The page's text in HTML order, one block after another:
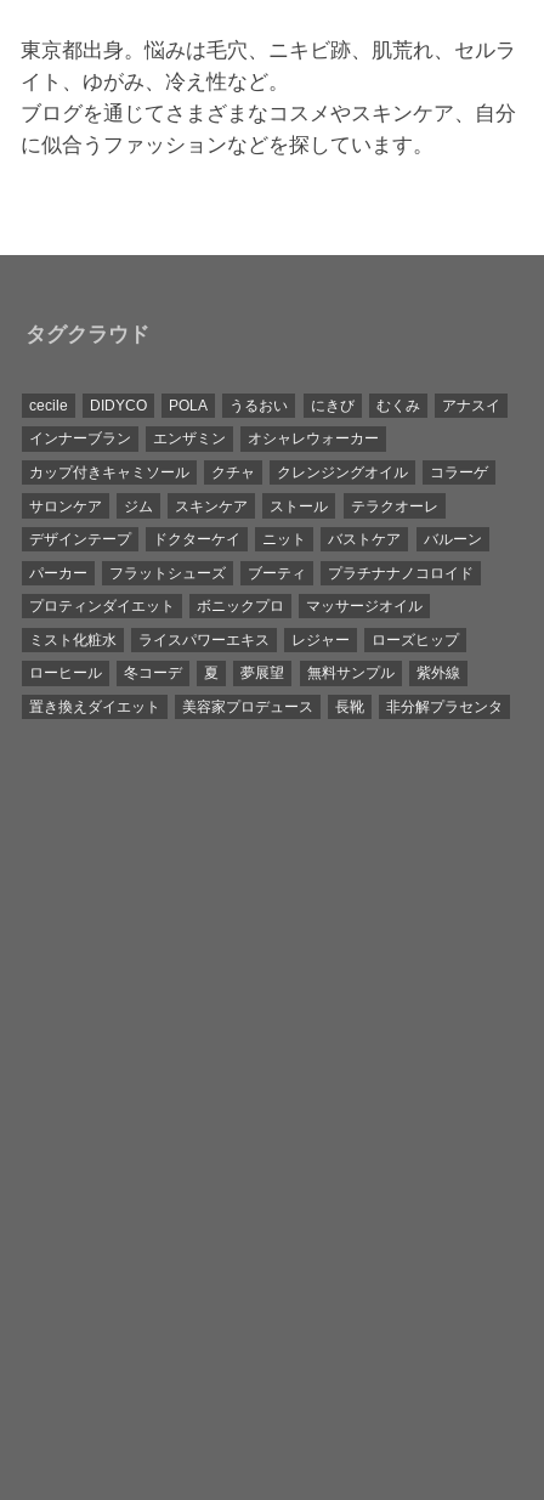
東京都出身。悩みは毛穴、ニキビ跡、肌荒れ、セルラ
イト、ゆがみ、冷え性など。
ブログを通じてさまざまなコスメやスキンケア、自分
に似合うファッションなどを探しています。
タグクラウド
cecile DIDYCO POLA うるおい にきび むくみ
アナスイ
インナーブラン
エンザミン
オシャレウォーカー
カップ付きキャミソール
クチャ クレンジングオイル
コラーゲ
サロンケア
ジム スキンケア ストール
テラクオーレ
デザインテープ
ドクターケイ ニット バストケア
バルーン
パーカー
フラットシューズ ブーティ
プラチナナノコロイド
プロティンダイエット
ボニックプロ
マッサージオイル
ミスト化粧水
ライスパワーエキス レジャー
ローズヒップ
ローヒール
冬コーデ 夏 夢展望 無料サンプル
紫外線
置き換えダイエット
美容家プロデュース 長靴 非分解プラセンタ